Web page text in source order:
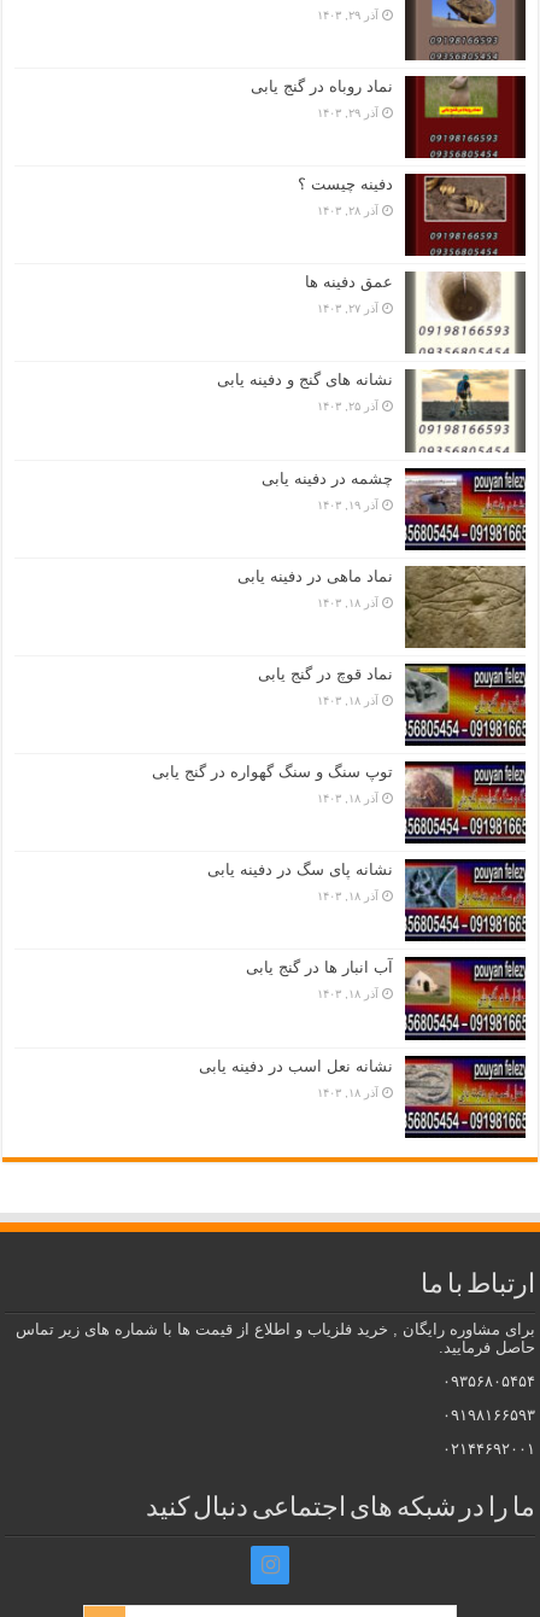
آذر ۲۹, ۱۴۰۳
نماد روباه در گنج یابی
آذر ۲۹, ۱۴۰۳
دفینه چیست ؟
آذر ۲۸, ۱۴۰۳
عمق دفینه ها
آذر ۲۷, ۱۴۰۳
نشانه های گنج و دفینه یابی
آذر ۲۵, ۱۴۰۳
چشمه در دفینه یابی
آذر ۱۹, ۱۴۰۳
نماد ماهی در دفینه یابی
آذر ۱۸, ۱۴۰۳
نماد قوچ در گنج یابی
آذر ۱۸, ۱۴۰۳
توپ سنگ و سنگ گهواره در گنج یابی
آذر ۱۸, ۱۴۰۳
نشانه پای سگ در دفینه یابی
آذر ۱۸, ۱۴۰۳
آب انبار ها در گنج یابی
آذر ۱۸, ۱۴۰۳
نشانه نعل اسب در دفینه یابی
آذر ۱۸, ۱۴۰۳
ارتباط با ما
برای مشاوره رایگان , خرید فلزیاب و اطلاع از قیمت ها با شماره های زیر تماس
حاصل فرمایید.
۰۹۳۵۶۸۰۵۴۵۴
۰۹۱۹۸۱۶۶۵۹۳
۰۲۱۴۴۶۹۲۰۰۱
ما را در شبکه های اجتماعی دنبال کنید